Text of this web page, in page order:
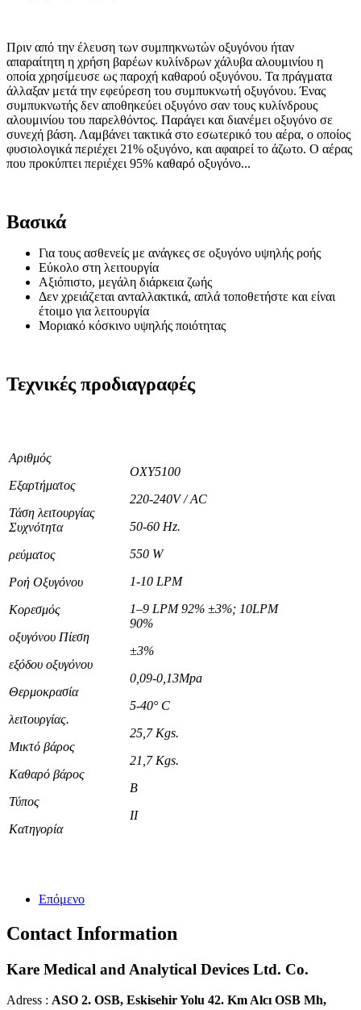
Πριν από την έλευση των συμπηκνωτών οξυγόνου ήταν
απαραίτητη η χρήση βαρέων κυλίνδρων χάλυβα αλουμινίου η
οποία χρησίμευσε ως παροχή καθαρού οξυγόνου. Τα πράγματα
άλλαξαν μετά την εφεύρεση του συμπυκνωτή οξυγόνου. Ένας
συμπυκνωτής δεν αποθηκεύει οξυγόνο σαν τους κυλίνδρους
αλουμινίου του παρελθόντος. Παράγει και διανέμει οξυγόνο σε
συνεχή βάση. Λαμβάνει τακτικά στο εσωτερικό του αέρα, ο οποίος
φυσιολογικά περιέχει 21% οξυγόνο, και αφαιρεί το άζωτο. Ο αέρας
που προκύπτει περιέχει 95% καθαρό οξυγόνο...
Βασικά
Για τους ασθενείς με ανάγκες σε οξυγόνο υψηλής ροής
Εύκολο στη λειτουργία
Αξιόπιστο, μεγάλη διάρκεια ζωής
Δεν χρειάζεται ανταλλακτικά, απλά τοποθετήστε και είναι
έτοιμο για λειτουργία
Μοριακό κόσκινο υψηλής ποιότητας
Τεχνικές προδιαγραφές
Αριθμός
Εξαρτήματος
Τάση λειτουργίας
Συχνότητα
ρεύματος
Ροή Οξυγόνου
Κορεσμός
οξυγόνου Πίεση
εξόδου οξυγόνου
Θερμοκρασία
λειτουργίας.
Μικτό βάρος
Καθαρό βάρος
Τύπος
Κατηγορία
OXY5100
220-240V / AC
50-60 Hz.
550 W
1-10 LPM
1–9 LPM 92% ±3%; 10LPM
90%
±3%
0,09-0,13Mpa
5-40° C
25,7 Kgs.
21,7 Kgs.
B
II
Επόμενο
Contact Information
Kare Medical and Analytical Devices Ltd. Co.
Adress : ASO 2. OSB, Eskisehir Yolu 42. Km Alcı OSB Mh,